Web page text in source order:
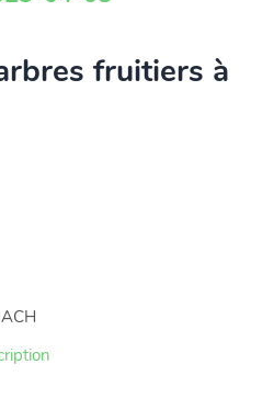
fruitiers à